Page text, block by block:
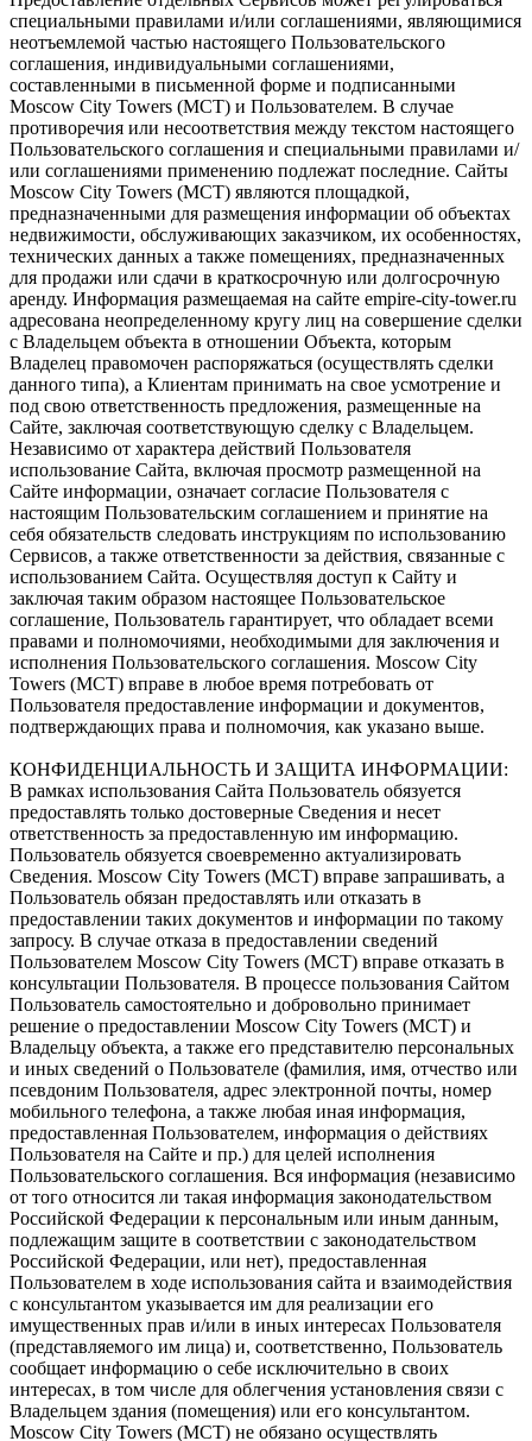
специальными правилами и/или соглашениями, являющимися
неотъемлемой частью настоящего Пользовательского
соглашения, индивидуальными соглашениями,
составленными в письменной форме и подписанными
Moscow City Towers (МСТ) и Пользователем. В случае
противоречия или несоответствия между текстом настоящего
Пользовательского соглашения и специальными правилами и/
или соглашениями применению подлежат последние. Сайты
Moscow City Towers (МСТ) являются площадкой,
предназначенными для размещения информации об объектах
недвижимости, обслуживающих заказчиком, их особенностях,
технических данных а также помещениях, предназначенных
для продажи или сдачи в краткосрочную или долгосрочную
аренду. Информация размещаемая на сайте empire-city-tower.ru
адресована неопределенному кругу лиц на совершение сделки
с Владельцем объекта в отношении Объекта, которым
Владелец правомочен распоряжаться (осуществлять сделки
данного типа), а Клиентам принимать на свое усмотрение и
под свою ответственность предложения, размещенные на
Сайте, заключая соответствующую сделку с Владельцем.
Независимо от характера действий Пользователя
использование Сайта, включая просмотр размещенной на
Сайте информации, означает согласие Пользователя с
настоящим Пользовательским соглашением и принятие на
себя обязательств следовать инструкциям по использованию
Сервисов, а также ответственности за действия, связанные с
использованием Сайта. Осуществляя доступ к Сайту и
заключая таким образом настоящее Пользовательское
соглашение, Пользователь гарантирует, что обладает всеми
правами и полномочиями, необходимыми для заключения и
исполнения Пользовательского соглашения. Moscow City
Towers (МСТ) вправе в любое время потребовать от
Пользователя предоставление информации и документов,
подтверждающих права и полномочия, как указано выше.
КОНФИДЕНЦИАЛЬНОСТЬ И ЗАЩИТА ИНФОРМАЦИИ:
В рамках использования Сайта Пользователь обязуется
предоставлять только достоверные Сведения и несет
ответственность за предоставленную им информацию.
Пользователь обязуется своевременно актуализировать
Сведения. Moscow City Towers (МСТ) вправе запрашивать, а
Пользователь обязан предоставлять или отказать в
предоставлении таких документов и информации по такому
запросу. В случае отказа в предоставлении сведений
Пользователем Moscow City Towers (МСТ) вправе отказать в
консультации Пользователя. В процессе пользования Сайтом
Пользователь самостоятельно и добровольно принимает
решение о предоставлении Moscow City Towers (МСТ) и
Владельцу объекта, а также его представителю персональных
и иных сведений о Пользователе (фамилия, имя, отчество или
псевдоним Пользователя, адрес электронной почты, номер
мобильного телефона, а также любая иная информация,
предоставленная Пользователем, информация о действиях
Пользователя на Сайте и пр.) для целей исполнения
Пользовательского соглашения. Вся информация (независимо
от того относится ли такая информация законодательством
Российской Федерации к персональным или иным данным,
подлежащим защите в соответствии с законодательством
Российской Федерации, или нет), предоставленная
Пользователем в ходе использования сайта и взаимодействия
с консультантом указывается им для реализации его
имущественных прав и/или в иных интересах Пользователя
(представляемого им лица) и, соответственно, Пользователь
сообщает информацию о себе исключительно в своих
интересах, в том числе для облегчения установления связи с
Владельцем здания (помещения) или его консультантом.
Moscow City Towers (МСТ) не обязано осуществлять